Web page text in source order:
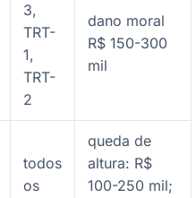
3,
TRT-
1,
TRT-
2
dano moral
R$ 150-300
mil
todos
os
queda de
altura: R$
100-250 mil;